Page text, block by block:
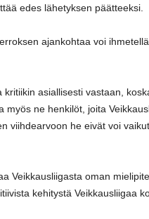
edes lähetyksen päätteeksi.
ajankohtaa voi
kritiikin asiallisesti vastaan,
myös ne henkilöt, joita
viihdearvoon he eivät voi
Veikkausliigasta oman
kehitystä Veikkausliigaa